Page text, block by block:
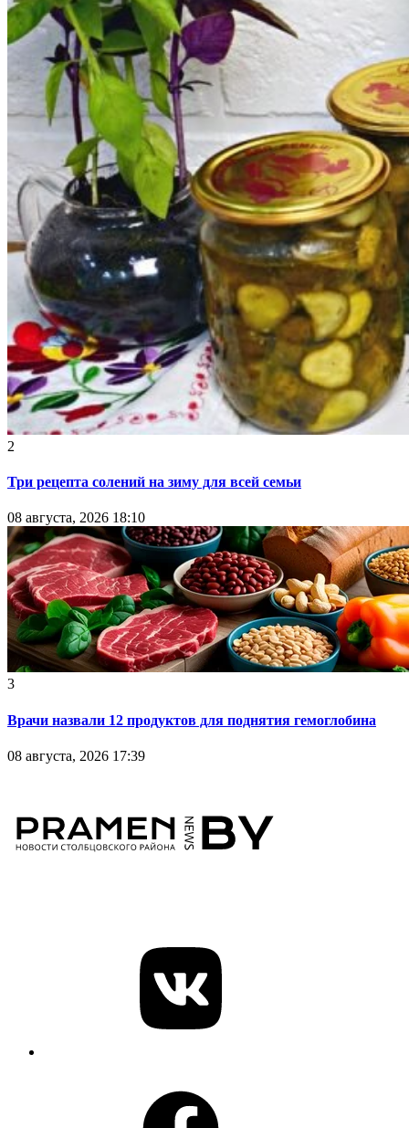
2
Три рецепта солений на зиму для всей семьи
08 августа, 2026 18:10
3
Врачи назвали 12 продуктов для поднятия гемоглобина
08 августа, 2026 17:39